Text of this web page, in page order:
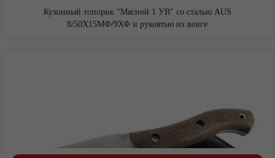
Кухонный топорик "Мясной 1 УВ" со сталью AUS
8/50Х15МФ/9ХФ и рукоятью из венге